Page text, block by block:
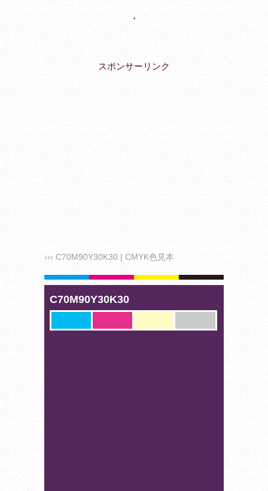
・
スポンサーリンク
››› C70M90Y30K30 | CMYK色見本
C70M90Y30K30